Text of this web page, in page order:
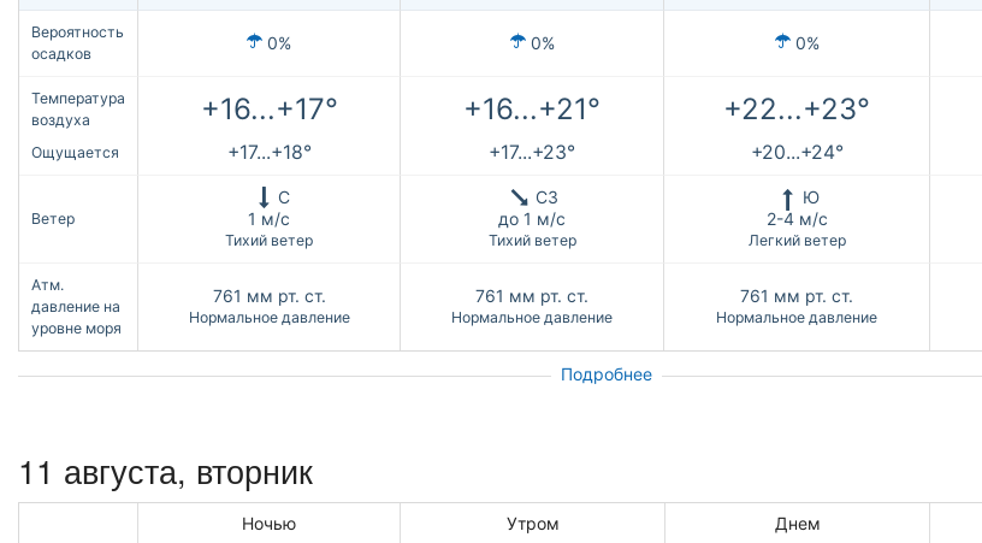
Вероятность
осадков
0% 0% 0%
Температура
воздуха
+16...+17° +16...+21° +22...+23°
Ощущается +17...+18° +17...+23° +20...+24°
Ветер
С
1 м/с
Тихий ветер
СЗ
до 1 м/с
Тихий ветер
Ю
2-4 м/с
Легкий ветер
Атм.
давление на
уровне моря
761 мм рт. ст.
Нормальное давление
761 мм рт. ст.
Нормальное давление
761 мм рт. ст.
Нормальное давление
Подробнее
11 августа, вторник
Ночью Утром Днем